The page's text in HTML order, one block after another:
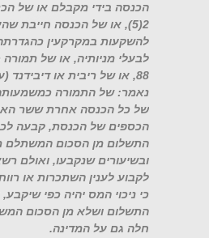
הכנסה בידי מקבלם או של
2(5), או של הכנסה חייבת
לבעלי מניותיה, או של
של כל הכנסה אחרת ששר
הכספים של הכנסת, קבעה
התשלום מן הסכום המשתלם
ובשיעורים שנקבעו, ואולם
כי ניכוי המס יהיה כפי
התשלום ושלא מן הסכום
חלה גם על המדינה.